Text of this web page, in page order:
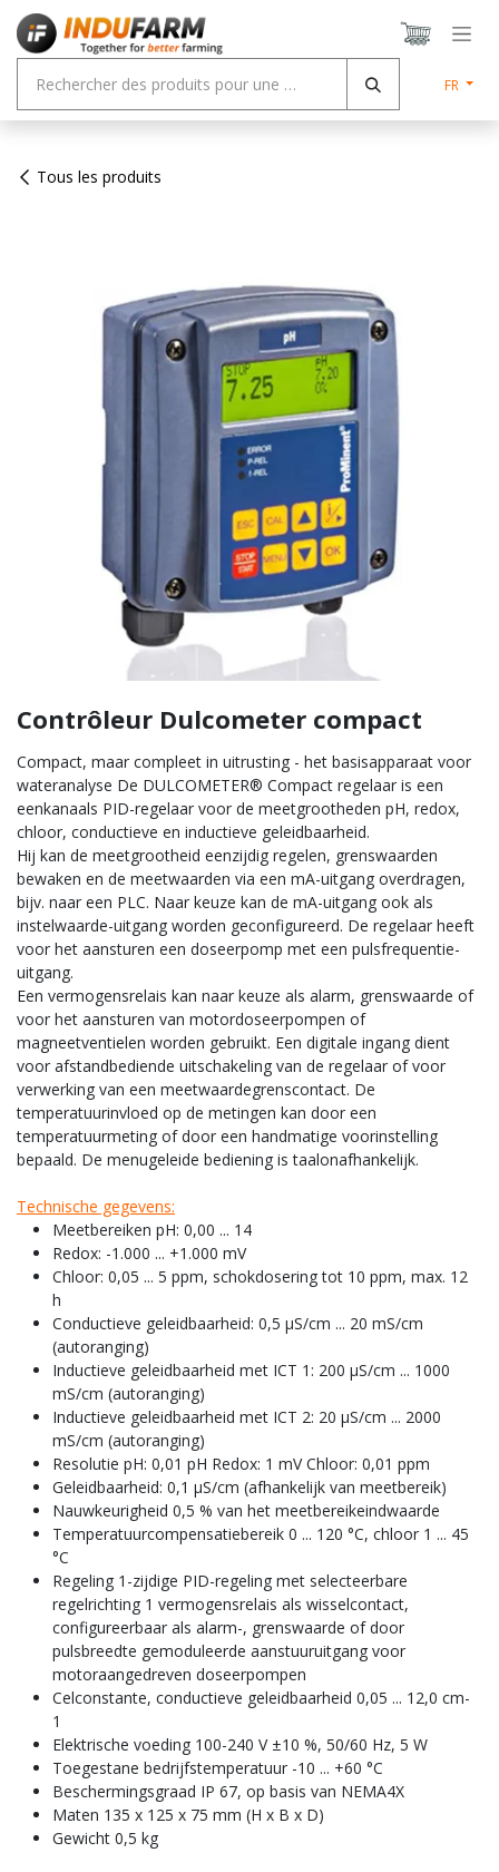
Se rendre au contenu
FR
Tous les produits
Contrôleur Dulcometer compact
Compact, maar compleet in uitrusting - het basisapparaat voor
wateranalyse De DULCOMETER® Compact regelaar is een
eenkanaals PID-regelaar voor de meetgrootheden pH, redox,
chloor, conductieve en inductieve geleidbaarheid.
Hij kan de meetgrootheid eenzijdig regelen, grenswaarden
bewaken en de meetwaarden via een mA-uitgang overdragen,
bijv. naar een PLC. Naar keuze kan de mA-uitgang ook als
instelwaarde-uitgang worden geconfigureerd. De regelaar heeft
voor het aansturen een doseerpomp met een pulsfrequentie-
uitgang.
Een vermogensrelais kan naar keuze als alarm, grenswaarde of
voor het aansturen van motordoseerpompen of
magneetventielen worden gebruikt. Een digitale ingang dient
voor afstandbediende uitschakeling van de regelaar of voor
verwerking van een meetwaardegrenscontact. De
temperatuurinvloed op de metingen kan door een
temperatuurmeting of door een handmatige voorinstelling
bepaald. De menugeleide bediening is taalonafhankelijk.
Technische gegevens:
Meetbereiken pH: 0,00 ... 14
Redox: -1.000 ... +1.000 mV
Chloor: 0,05 ... 5 ppm, schokdosering tot 10 ppm, max. 12
h
Conductieve geleidbaarheid: 0,5 µS/cm ... 20 mS/cm
(autoranging)
Inductieve geleidbaarheid met ICT 1: 200 µS/cm ... 1000
mS/cm (autoranging)
Inductieve geleidbaarheid met ICT 2: 20 µS/cm ... 2000
mS/cm (autoranging)
Resolutie pH: 0,01 pH Redox: 1 mV Chloor: 0,01 ppm
Geleidbaarheid: 0,1 µS/cm (afhankelijk van meetbereik)
Nauwkeurigheid 0,5 % van het meetbereikeindwaarde
Temperatuurcompensatiebereik 0 ... 120 °C, chloor 1 ... 45
°C
Regeling 1-zijdige PID-regeling met selecteerbare
regelrichting 1 vermogensrelais als wisselcontact,
configureerbaar als alarm-, grenswaarde of door
pulsbreedte gemoduleerde aanstuuruitgang voor
motoraangedreven doseerpompen
Celconstante, conductieve geleidbaarheid 0,05 ... 12,0 cm-
1
Elektrische voeding 100-240 V ±10 %, 50/60 Hz, 5 W
Toegestane bedrijfstemperatuur -10 ... +60 °C
Beschermingsgraad IP 67, op basis van NEMA4X
Maten 135 x 125 x 75 mm (H x B x D)
Gewicht 0,5 kg